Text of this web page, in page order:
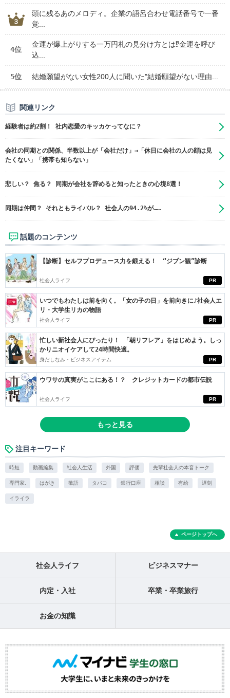
頭に残るあのメロディ。企業の語呂合わせ電話番号で一番
覚...
4位
金運が爆上がりする一万円札の見分け方とは⁉金運を呼び
込...
5位 結婚願望がない女性200人に聞いた"結婚願望がない理由...
関連リンク
経験者は約2割！ 社内恋愛のキッカケってなに？
会社の同期との関係、半数以上が「会社だけ」→「休日に会社の人の顔は見
たくない」「携帯も知らない」
悲しい？ 焦る？ 同期が会社を辞めると知ったときの心境8選！
同期は仲間？ それともライバル？ 社会人の94.2%が……
話題のコンテンツ
PR
【診断】セルフプロデュース力を鍛える！ “ジブン観”診断
社会人ライフ
PR
いつでもわたしは前を向く。「女の子の日」を前向きに♪社会人エ
リ・大学生リカの物語
社会人ライフ
PR
忙しい新社会人にぴったり！ 「朝リフレア」をはじめよう。しっ
かりニオイケアして24時間快適。
身だしなみ・ビジネスアイテム
PR
ウワサの真実がここにある！？ クレジットカードの都市伝説
社会人ライフ
もっと見る
注目キーワード
時短 動画編集 社会人生活 外国 評価 先輩社会人の本音トーク
専門家. はがき 敬語 タバコ 銀行口座 相談 有給 遅刻
イライラ
ページトップへ
社会人ライフ ビジネスマナー
内定・入社 卒業・卒業旅行
お金の知識